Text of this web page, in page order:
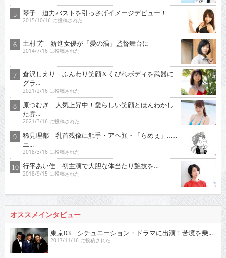
琴子 迫力バストを引っさげイメージデビュー！
2015/10/16 に投稿された
土村 芳 新進女優が「愛の渦」監督舞台に
2014/7/16 に投稿された
倉沢しえり ふんわり笑顔＆くびれボディを武器に
グラ...
2021/2/16 に投稿された
原つむぎ 人気上昇中！愛らしい笑顔とほんわかし
た雰...
2021/3/16 に投稿された
稀見理都 乳首残像に触手・アヘ顔・「らめぇ」……
エ...
2018/3/16 に投稿された
行平あい佳 初主演で大胆な体当たり艶技を…
2018/9/15 に投稿された
オススメインタビュー
東京03 シチュエーション・ドラマに出演！苦境を乗...
2017/11/16 に投稿された